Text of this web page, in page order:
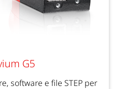
G5
software e file STEP per